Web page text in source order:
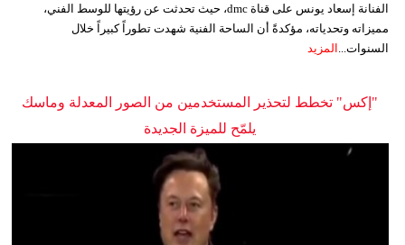
الفنانة إسعاد يونس على قناة dmc، حيث تحدثت عن رؤيتها للوسط الفني،
مميزاته وتحدياته، مؤكدةً أن الساحة الفنية شهدت تطوراً كبيراً خلال
السنوات...
المزيد
"إكس" تخطط لتحذير المستخدمين من الصور المعدلة وماسك
يلمّح للميزة الجديدة